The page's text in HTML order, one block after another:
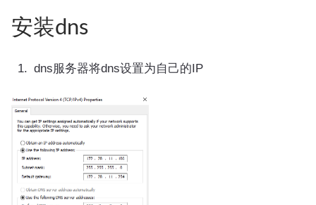
安装dns
dns服务器将dns设置为自己的IP